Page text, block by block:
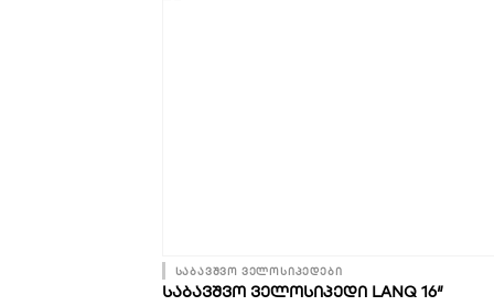
საბავშვო ველოსიპედები
ᲡᲐᲑᲐᲕᲨᲕᲝ ᲕᲔᲚᲝᲡᲘᲞᲔᲓᲘ LANQ 16″